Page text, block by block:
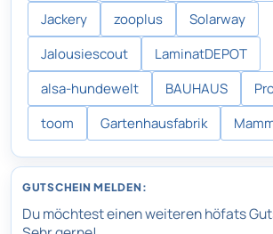
Jackery
zooplus
Solarway
Jalousiescout
LaminatDEPOT
alsa-hundewelt
BAUHAUS
toom
Gartenhausfabrik
GUTSCHEIN MELDEN:
Du möchtest einen weiteren höfats